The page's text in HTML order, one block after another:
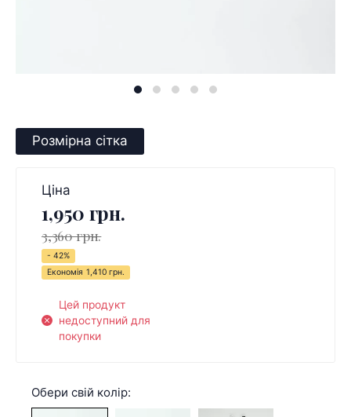
Розмірна сітка
Ціна
1,950 грн.
3,360 грн.
- 42%
Економія 1,410 грн.
Цей продукт
недоступний для
покупки
Обери свій колір: